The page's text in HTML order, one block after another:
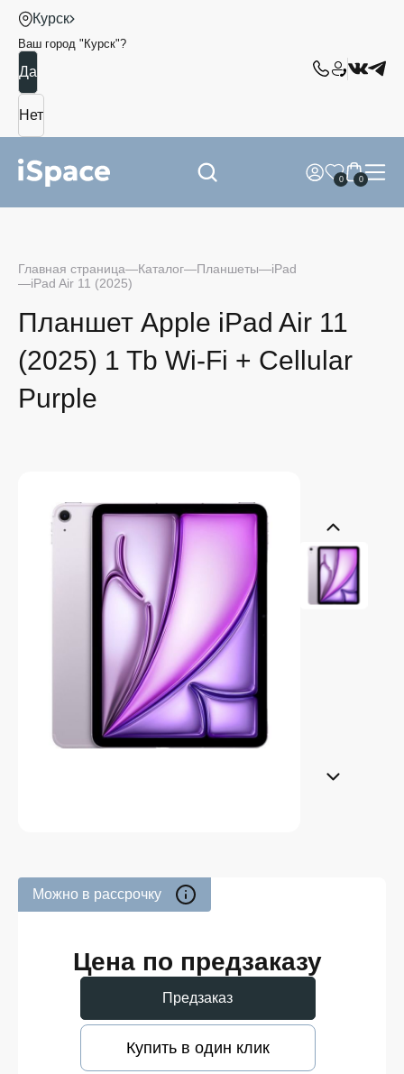
Курск
Ваш город " Курск"?
0 0
Главная страница Каталог Планшеты
iPad
iPad Air 11 (2025)
Планшет Apple iPad Air 11
(2025) 1 Tb Wi-Fi + Cellular
Purple
Можно в рассрочку
Цена по предзаказу
Предзаказ
Купить в один клик